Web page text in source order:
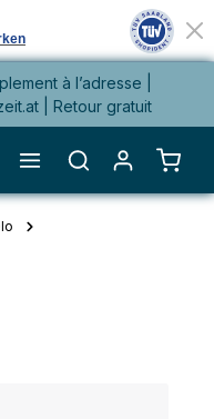
à l’adresse |
| Retour gratuit
Le